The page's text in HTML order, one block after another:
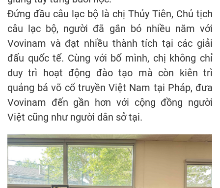
Đứng đầu câu lạc bộ là chị Thủy Tiên, Chủ tịch
câu lạc bộ, người đã gắn bó nhiều năm với
Vovinam và đạt nhiều thành tích tại các giải
đấu quốc tế. Cùng với bố mình, chị không chỉ
duy trì hoạt động đào tạo mà còn kiên trì
quảng bá võ cổ truyền Việt Nam tại Pháp, đưa
Vovinam đến gần hơn với cộng đồng người
Việt cũng như người dân sở tại.